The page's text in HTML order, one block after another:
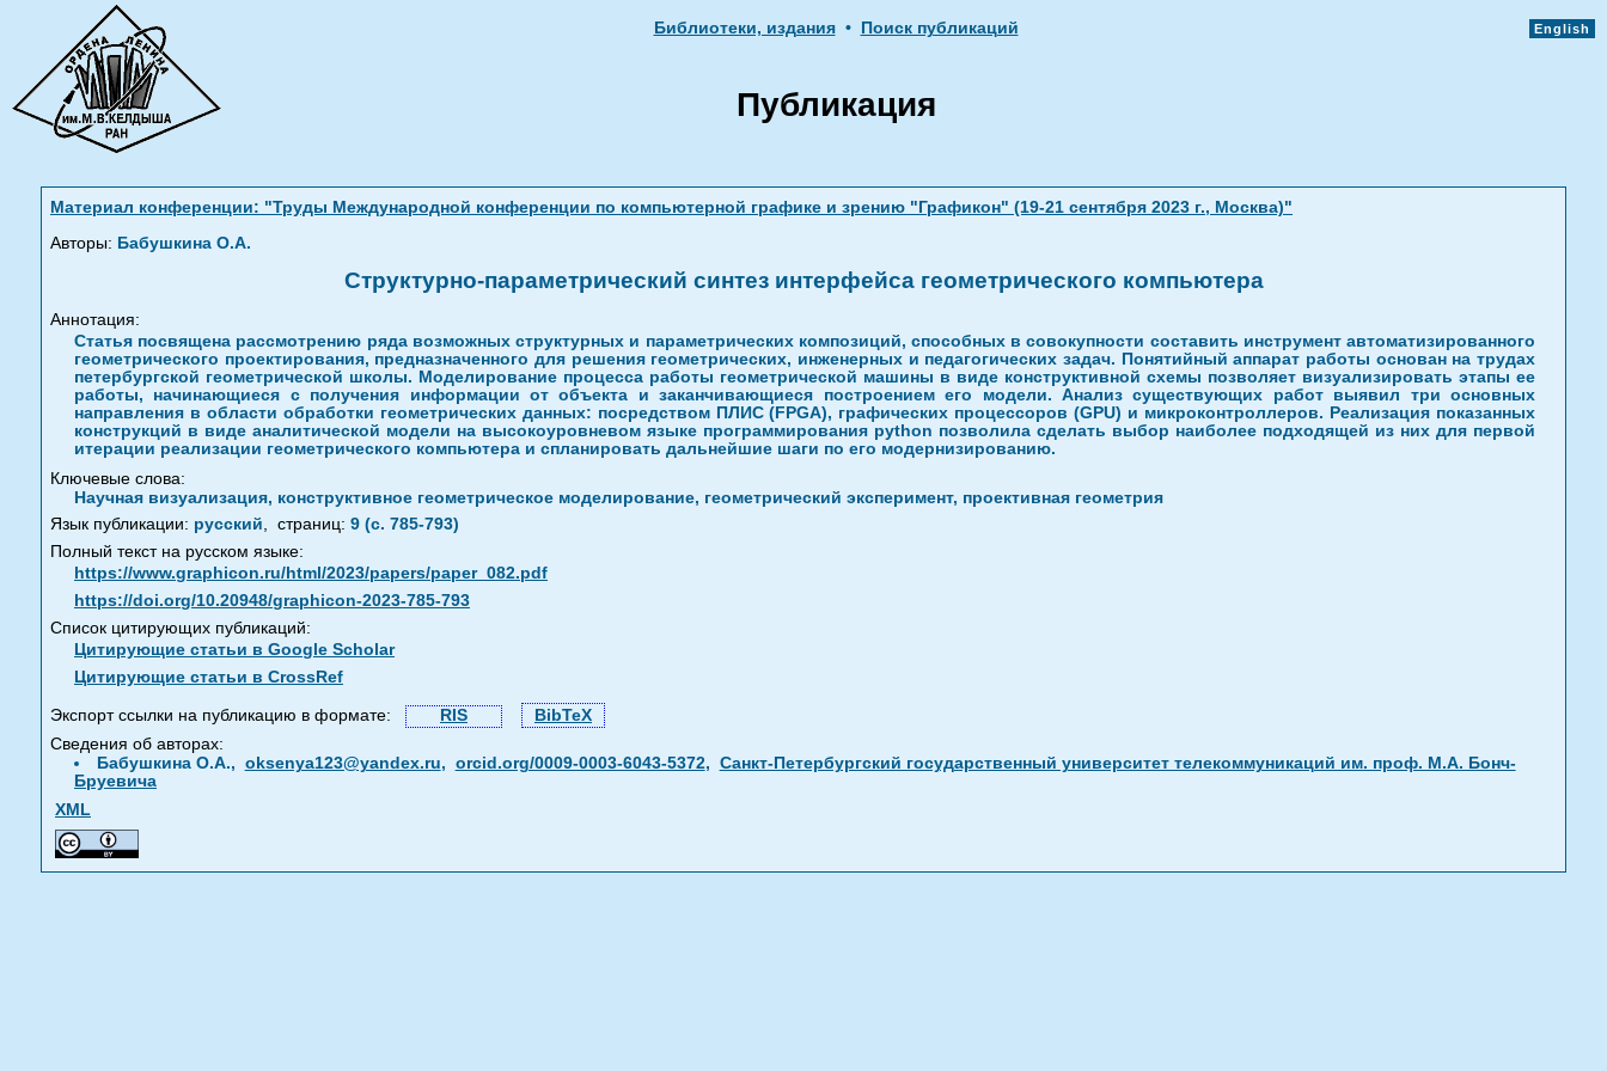
Библиотеки, издания • Поиск публикаций English
Публикация
Материал конференции: "Труды Международной конференции по компьютерной графике и зрению "Графикон" (19-21 сентября 2023 г., Москва)"
Авторы: Бабушкина О.А.
Структурно-параметрический синтез интерфейса геометрического компьютера
Аннотация:
Статья посвящена рассмотрению ряда возможных структурных и параметрических композиций, способных в совокупности составить инструмент автоматизированного
геометрического проектирования, предназначенного для решения геометрических, инженерных и педагогических задач. Понятийный аппарат работы основан на трудах
петербургской геометрической школы. Моделирование процесса работы геометрической машины в виде конструктивной схемы позволяет визуализировать этапы ее
работы, начинающиеся с получения информации от объекта и заканчивающиеся построением его модели. Анализ существующих работ выявил три основных
направления в области обработки геометрических данных: посредством ПЛИС (FPGA), графических процессоров (GPU) и микроконтроллеров. Реализация показанных
конструкций в виде аналитической модели на высокоуровневом языке программирования python позволила сделать выбор наиболее подходящей из них для первой
итерации реализации геометрического компьютера и спланировать дальнейшие шаги по его модернизированию.
Ключевые слова:
Научная визуализация, конструктивное геометрическое моделирование, геометрический эксперимент, проективная геометрия
Язык публикации: русский, страниц: 9 (с. 785-793)
Полный текст на русском языке:
https://www.graphicon.ru/html/2023/papers/paper_082.pdf
https://doi.org/10.20948/graphicon-2023-785-793
Список цитирующих публикаций:
Цитирующие статьи в Google Scholar
Цитирующие статьи в CrossRef
Экспорт ссылки на публикацию в формате: RIS
BibTeX
Сведения об авторах:
Бабушкина О.А., oksenya123@yandex.ru, orcid.org/0009-0003-6043-5372, Санкт-Петербургский государственный университет телекоммуникаций им. проф. М.А. Бонч-
Бруевича
XML